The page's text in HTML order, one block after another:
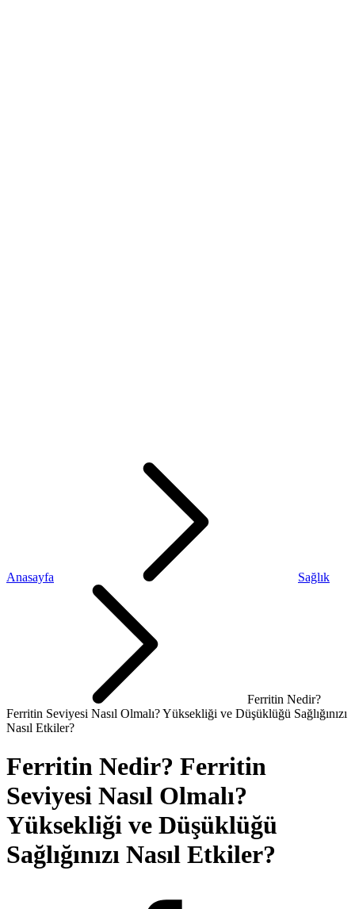
Anasayfa Sağlık
Ferritin Nedir?
Ferritin Seviyesi Nasıl Olmalı? Yüksekliği ve Düşüklüğü Sağlığınızı
Nasıl Etkiler?
Ferritin Nedir? Ferritin
Seviyesi Nasıl Olmalı?
Yüksekliği ve Düşüklüğü
Sağlığınızı Nasıl Etkiler?